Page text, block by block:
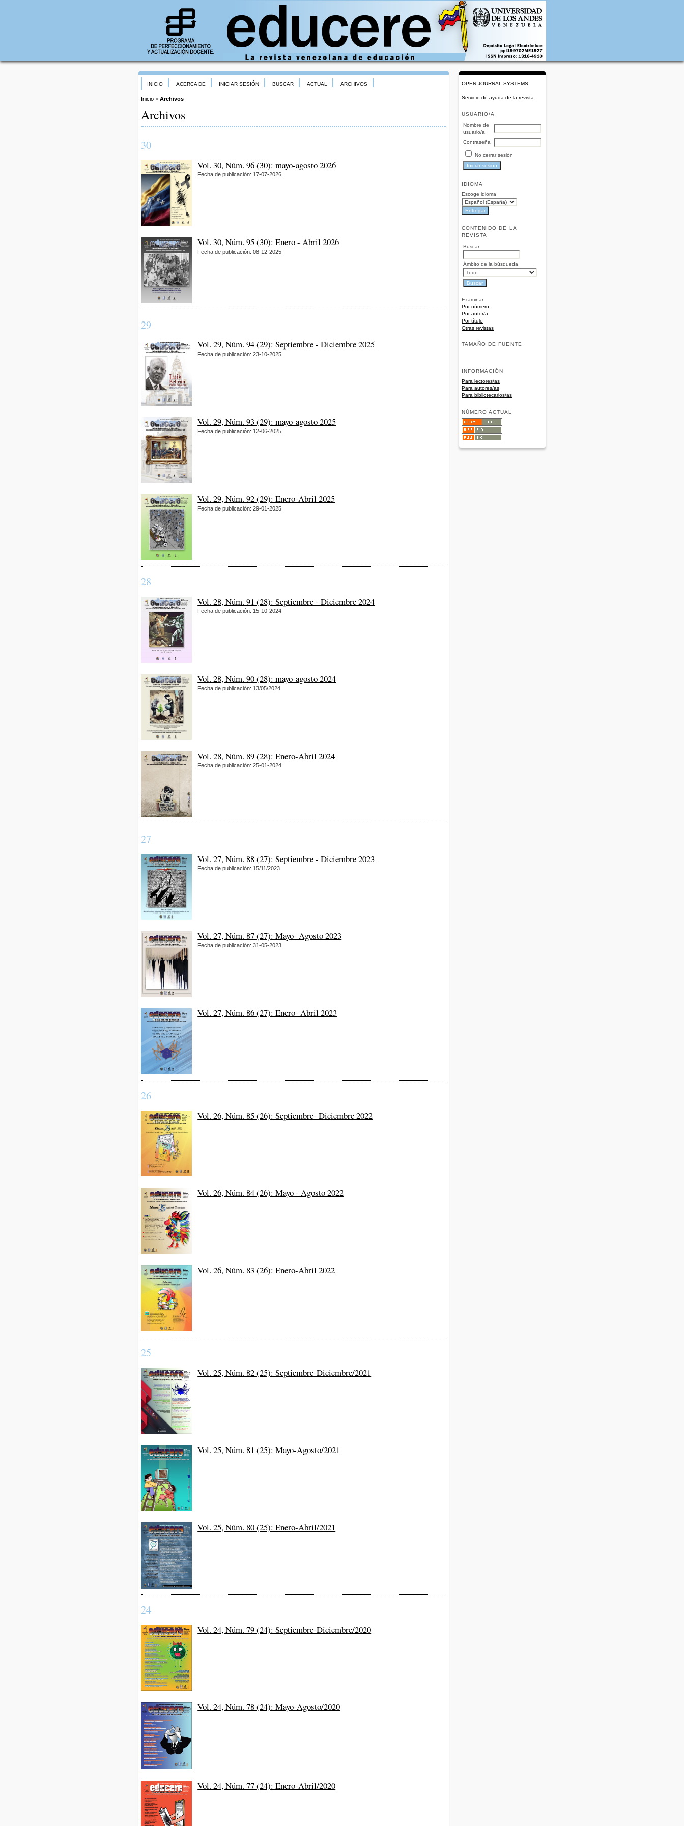
OPEN JOURNAL SYSTEMS
Servicio de ayuda de la revista
USUARIO/A
Nombre de
usuario/a
Contraseña
No cerrar sesión
IDIOMA
Escoge idioma
CONTENIDO DE LA
REVISTA
Buscar
Ámbito de la búsqueda
Examinar
Por número
Por autor/a
Por título
Otras revistas
TAMAÑO DE FUENTE
INFORMACIÓN
Para lectores/as
Para autores/as
Para bibliotecarios/as
NÚMERO ACTUAL
INICIO ACERCA DE INICIAR SESIÓN BUSCAR ACTUAL ARCHIVOS
Inicio > Archivos
Archivos
30
Vol. 30, Núm. 96 (30): mayo-agosto 2026
Fecha de publicación: 17-07-2026
Vol. 30, Núm. 95 (30): Enero - Abril 2026
Fecha de publicación: 08-12-2025
29
Vol. 29, Núm. 94 (29): Septiembre - Diciembre 2025
Fecha de publicación: 23-10-2025
Vol. 29, Núm. 93 (29): mayo-agosto 2025
Fecha de publicación: 12-06-2025
Vol. 29, Núm. 92 (29): Enero-Abril 2025
Fecha de publicación: 29-01-2025
28
Vol. 28, Núm. 91 (28): Septiembre - Diciembre 2024
Fecha de publicación: 15-10-2024
Vol. 28, Núm. 90 (28): mayo-agosto 2024
Fecha de publicación: 13/05/2024
Vol. 28, Núm. 89 (28): Enero-Abril 2024
Fecha de publicación: 25-01-2024
27
Vol. 27, Núm. 88 (27): Septiembre - Diciembre 2023
Fecha de publicación: 15/11/2023
Vol. 27, Núm. 87 (27): Mayo- Agosto 2023
Fecha de publicación: 31-05-2023
Vol. 27, Núm. 86 (27): Enero- Abril 2023
26
Vol. 26, Núm. 85 (26): Septiembre- Diciembre 2022
Vol. 26, Núm. 84 (26): Mayo - Agosto 2022
Vol. 26, Núm. 83 (26): Enero-Abril 2022
25
Vol. 25, Núm. 82 (25): Septiembre-Diciembre/2021
Vol. 25, Núm. 81 (25): Mayo-Agosto/2021
Vol. 25, Núm. 80 (25): Enero-Abril/2021
24
Vol. 24, Núm. 79 (24): Septiembre-Diciembre/2020
Vol. 24, Núm. 78 (24): Mayo-Agosto/2020
Vol. 24, Núm. 77 (24): Enero-Abril/2020